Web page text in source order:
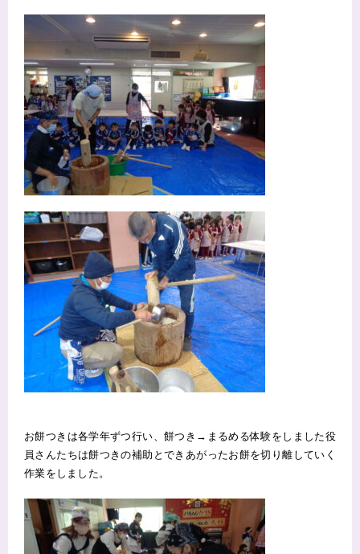
お餅つきは各学年ずつ行い、餅つき→まるめる体験をしました役
員さんたちは餅つきの補助とできあがったお餅を切り離していく
作業をしました。